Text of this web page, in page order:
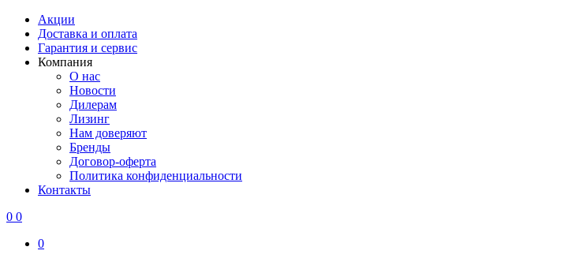
Акции
Доставка и оплата
Гарантия и сервис
Компания
О нас
Новости
Дилерам
Лизинг
Нам доверяют
Бренды
Договор-оферта
Политика конфиденциальности
Контакты
0 0
0